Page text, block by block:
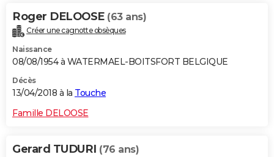
Roger DELOOSE (63 ans)
Créer une cagnotte obsèques
Naissance
08/08/1954 à WATERMAEL-BOITSFORT BELGIQUE
Décès
13/04/2018 à la Touche
Famille DELOOSE
Gerard TUDURI (76 ans)